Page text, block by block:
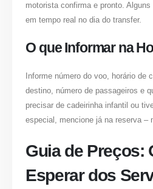
motorista confirma e pronto.
em tempo real no dia do transfer.
O que Informar na
Informe número do voo, horário de
destino, número de passageiros e
precisar de cadeirinha infantil ou
especial, mencione já na reserva –
Guia de Preços:
Esperar dos